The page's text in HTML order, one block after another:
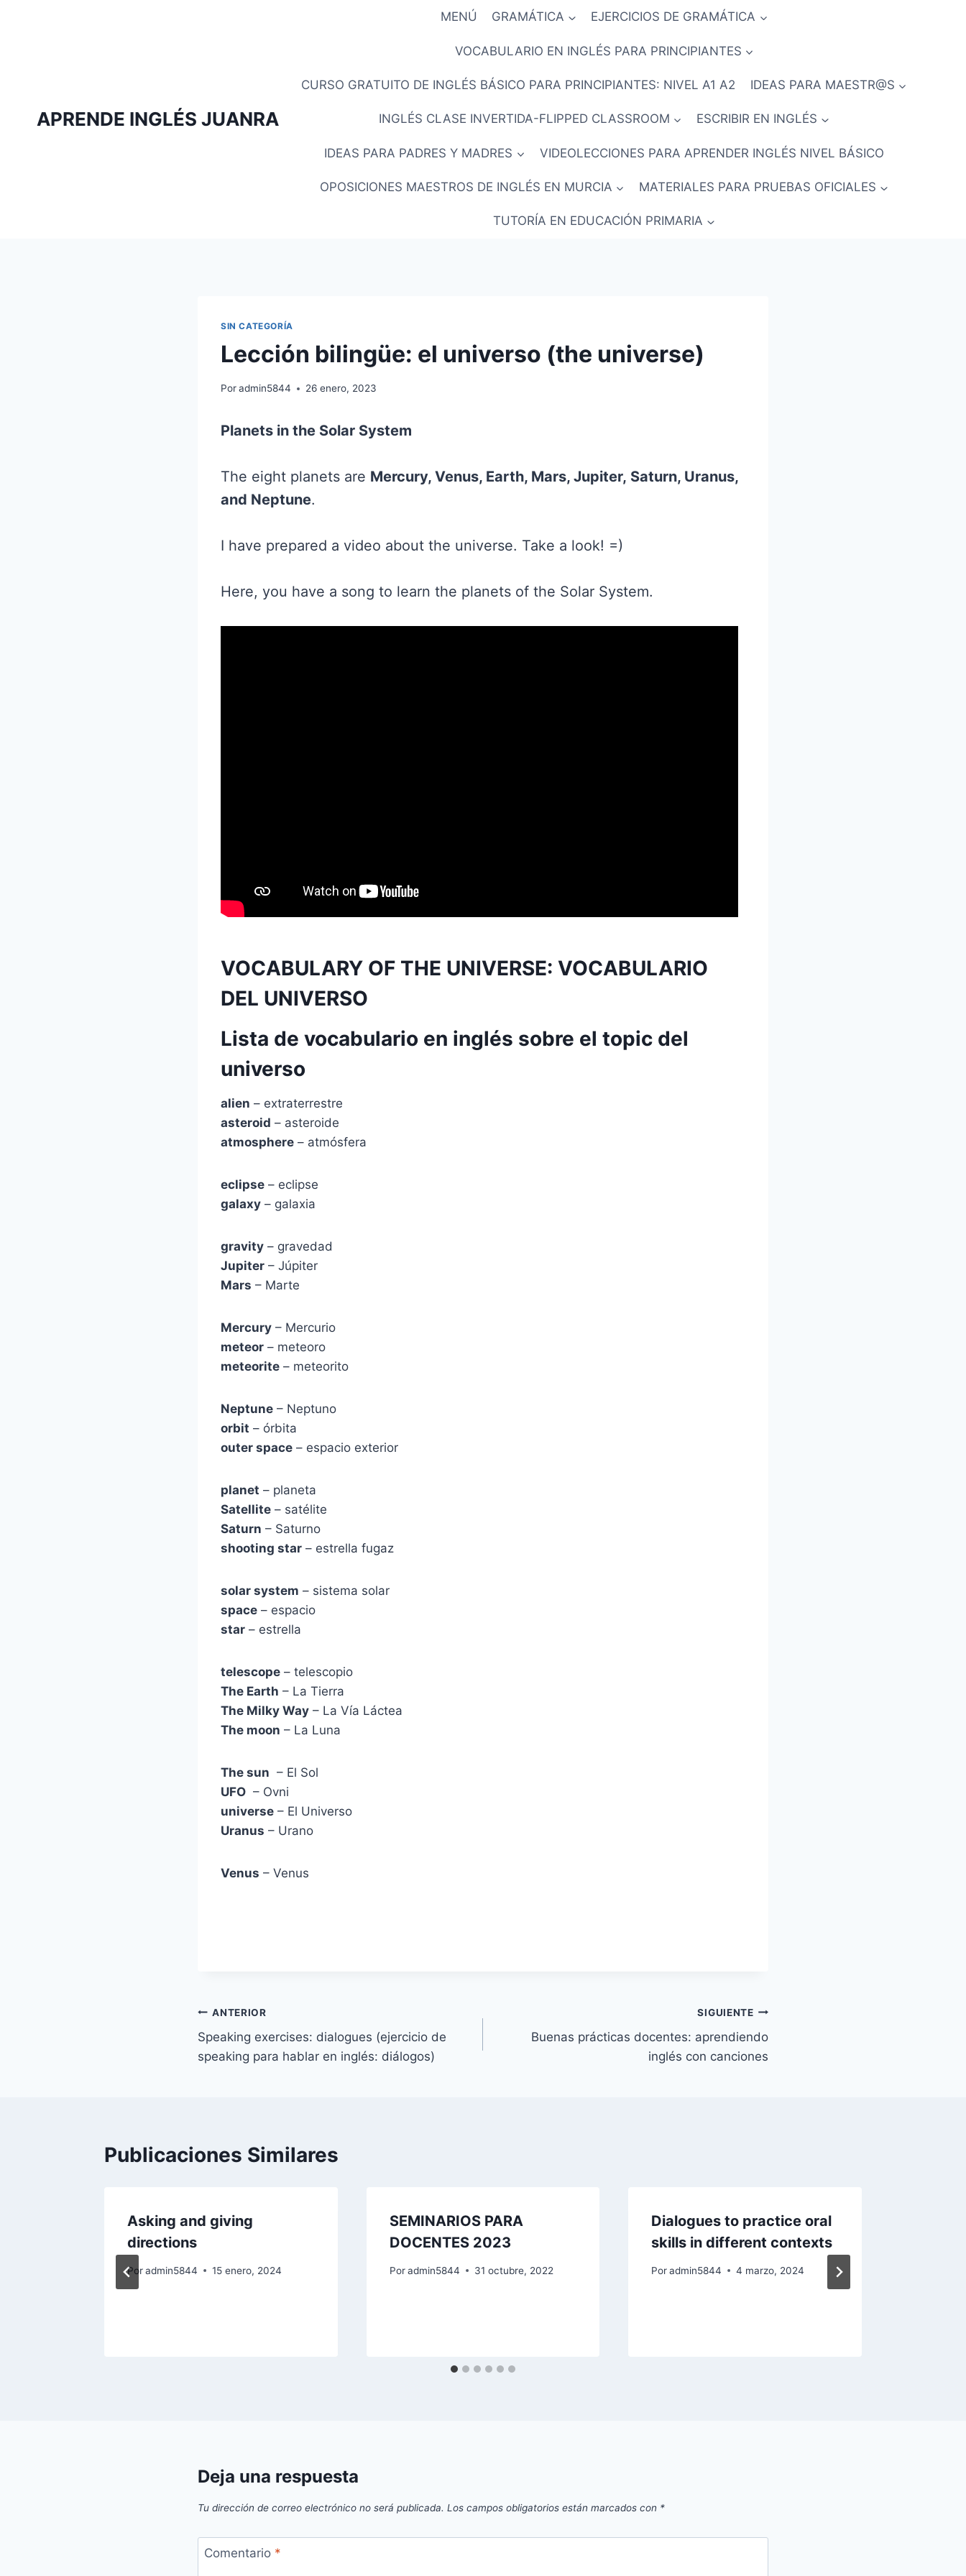
APRENDE INGLÉS JUANRA
MENÚ GRAMÁTICA EJERCICIOS DE GRAMÁTICA
VOCABULARIO EN INGLÉS PARA PRINCIPIANTES
CURSO GRATUITO DE INGLÉS BÁSICO PARA PRINCIPIANTES: NIVEL A1 A2 IDEAS PARA MAESTR@S
INGLÉS CLASE INVERTIDA-FLIPPED CLASSROOM ESCRIBIR EN INGLÉS
IDEAS PARA PADRES Y MADRES VIDEOLECCIONES PARA APRENDER INGLÉS NIVEL BÁSICO
OPOSICIONES MAESTROS DE INGLÉS EN MURCIA MATERIALES PARA PRUEBAS OFICIALES
TUTORÍA EN EDUCACIÓN PRIMARIA
SIN CATEGORÍA
Lección bilingüe: el universo (the universe)
Poradmin5844 26 enero, 2023
Planets in the Solar System
The eight planets are Mercury, Venus, Earth, Mars, Jupiter, Saturn, Uranus,
and Neptune.
I have prepared a video about the universe. Take a look! =)
Here, you have a song to learn the planets of the Solar System.
VOCABULARY OF THE UNIVERSE: VOCABULARIO
DEL UNIVERSO
Lista de vocabulario en inglés sobre el topic del
universo
alien – extraterrestre
asteroid – asteroide
atmosphere – atmósfera
eclipse – eclipse
galaxy – galaxia
gravity – gravedad
Jupiter – Júpiter
Mars – Marte
Mercury – Mercurio
meteor – meteoro
meteorite – meteorito
Neptune – Neptuno
orbit – órbita
outer space – espacio exterior
planet – planeta
Satellite – satélite
Saturn – Saturno
shooting star – estrella fugaz
solar system – sistema solar
space – espacio
star – estrella
telescope – telescopio
The Earth – La Tierra
The Milky Way – La Vía Láctea
The moon – La Luna
The sun – El Sol
UFO – Ovni
universe – El Universo
Uranus – Urano
Venus – Venus
Navegación
de
ANTERIOR
Speaking exercises: dialogues (ejercicio de
speaking para hablar en inglés: diálogos)
SIGUIENTE
Buenas prácticas docentes: aprendiendo
inglés con canciones
Publicaciones Similares
Asking and giving
directions
Poradmin5844 15 enero, 2024
SEMINARIOS PARA
DOCENTES 2023
Por admin5844 31 octubre, 2022
Dialogues to practice oral
skills in different contexts
Por admin5844 4 marzo, 2024
Deja una respuesta
Tu dirección de correo electrónico no será publicada. Los campos obligatorios están marcados con *
Comentario *